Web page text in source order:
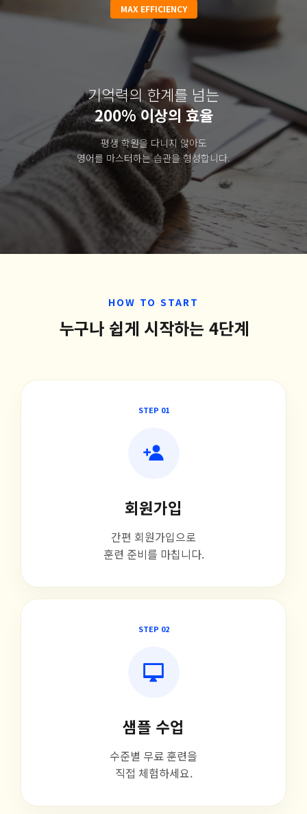
MAX EFFICIENCY
기억력의 한계를 넘는
200% 이상의 효율
평생 학원을 다니지 않아도
영어를 마스터하는 습관을 형성합니다.
HOW TO START
누구나 쉽게 시작하는 4단계
STEP 01
회원가입
간편 회원가입으로
훈련 준비를 마칩니다.
STEP 02
샘플 수업
수준별 무료 훈련을
직접 체험하세요.